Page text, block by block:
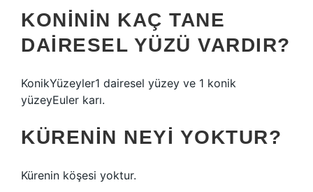
KONININ KAÇ TANE
DAIRESEL YÜZÜ VARDIR?
KonikYüzeyler1 dairesel yüzey ve 1 konik
yüzeyEuler karı.
KÜRENIN NEYI YOKTUR?
Kürenin köşesi yoktur.